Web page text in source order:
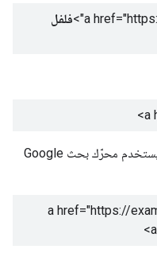
فلفل
فارغًا لسبب ما، قد يستخدم محرّك بحث Google
<a href="https://